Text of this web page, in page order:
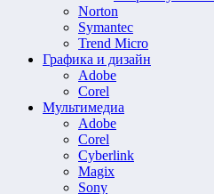
Norton
Symantec
Trend Micro
Графика и дизайн
Adobe
Corel
Мультимедиа
Adobe
Corel
Cyberlink
Magix
Sony